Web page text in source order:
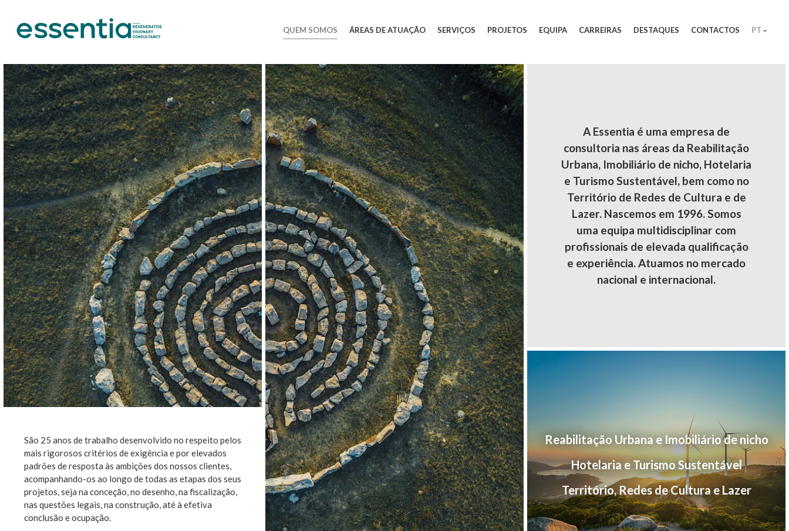
QUEM SOMOS ÁREAS DE ATUAÇÃO SERVIÇOS PROJETOS EQUIPA CARREIRAS DESTAQUES CONTACTOS PT
São 25 anos de trabalho desenvolvido no respeito pelos
mais rigorosos critérios de exigência e por elevados
padrões de resposta às ambições dos nossos clientes,
acompanhando-os ao longo de todas as etapas dos seus
projetos, seja na conceção, no desenho, na fiscalização,
nas questões legais, na construção, até à efetiva
conclusão e ocupação.
A Essentia é uma empresa de
consultoria nas áreas da Reabilitação
Urbana, Imobiliário de nicho, Hotelaria
e Turismo Sustentável, bem como no
Território de Redes de Cultura e de
Lazer. Nascemos em 1996. Somos
uma equipa multidisciplinar com
profissionais de elevada qualificação
e experiência. Atuamos no mercado
nacional e internacional.
Reabilitação Urbana e Imobiliário de nicho
Hotelaria e Turismo Sustentável
Território, Redes de Cultura e Lazer